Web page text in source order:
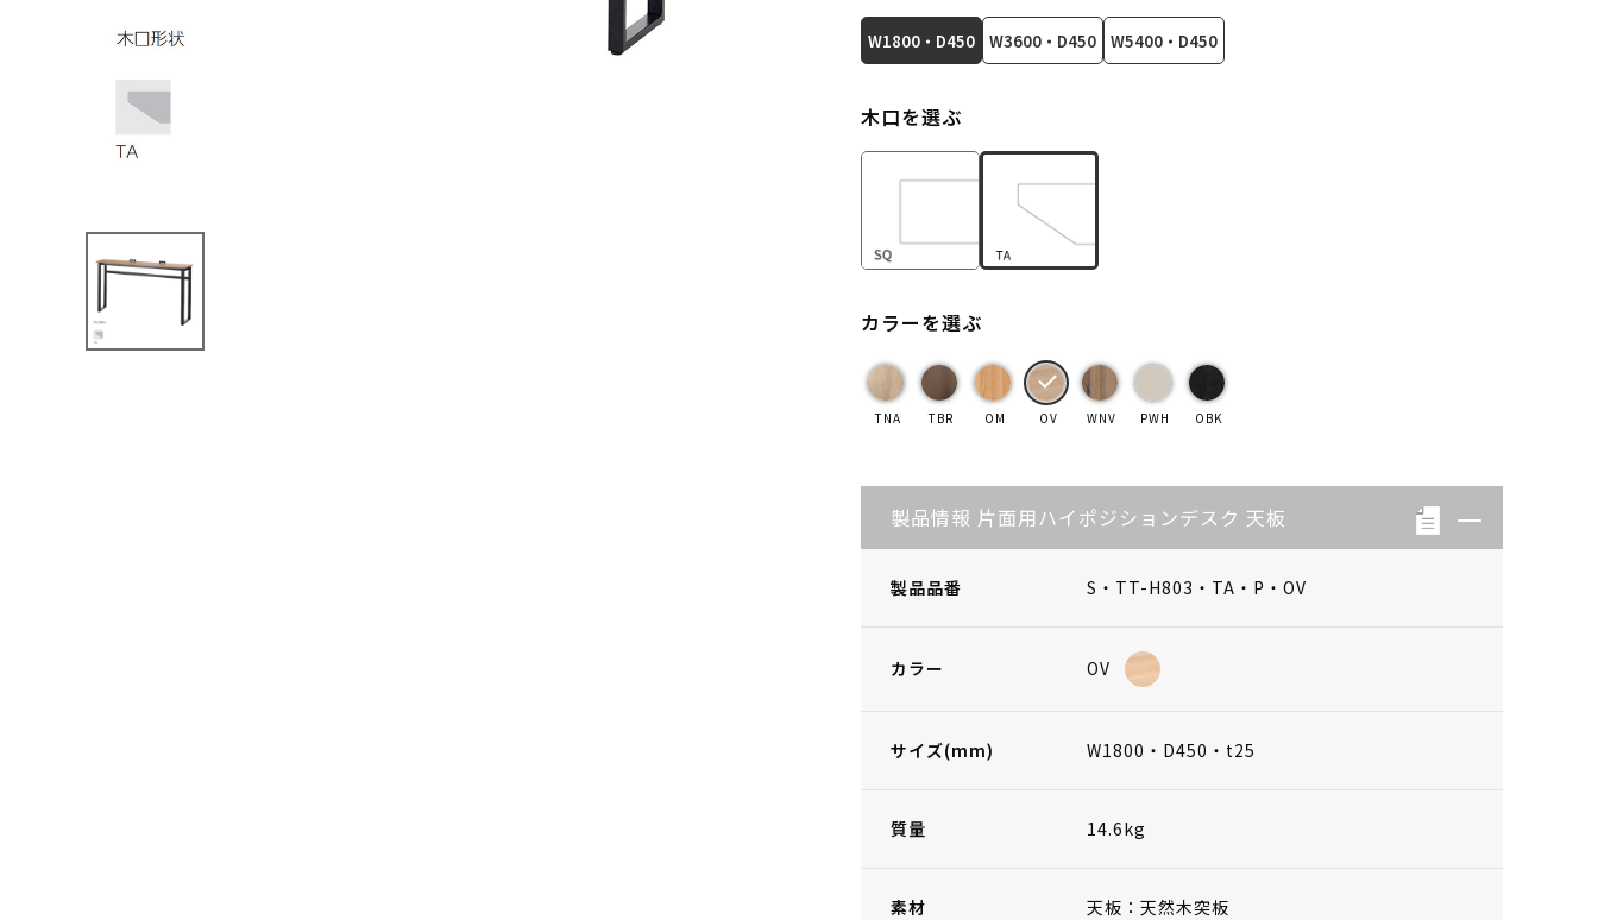
W1800・D450 W3600・D450 W5400・D450
木口を選ぶ
カラーを選ぶ
TNA TBR OM OV WNV PWH OBK
製品情報 片面用ハイポジションデスク 天板
製品品番 S・TT-H803・TA・P・OV
カラー OV
サイズ(mm) W1800・D450・t25
質量 14.6kg
素材 天板：天然木突板